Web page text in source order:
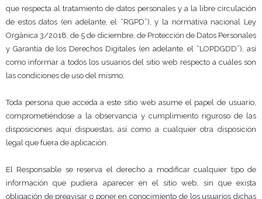
que respecta al tratamiento de datos personales y a la libre circulación
de estos datos (en adelante, el “RGPD”), y la normativa nacional Ley
Orgánica 3/2018, de 5 de diciembre, de Protección de Datos Personales
y Garantía de los Derechos Digitales (en adelante, el “LOPDGDD”), así
como informar a todos los usuarios del sitio web respecto a cuáles son
las condiciones de uso del mismo.
Toda persona que acceda a este sitio web asume el papel de usuario,
comprometiéndose a la observancia y cumplimiento riguroso de las
disposiciones aquí dispuestas, así como a cualquier otra disposición
legal que fuera de aplicación.
El Responsable se reserva el derecho a modificar cualquier tipo de
información que pudiera aparecer en el sitio web, sin que exista
obligación de preavisar o poner en conocimiento de los usuarios dichas